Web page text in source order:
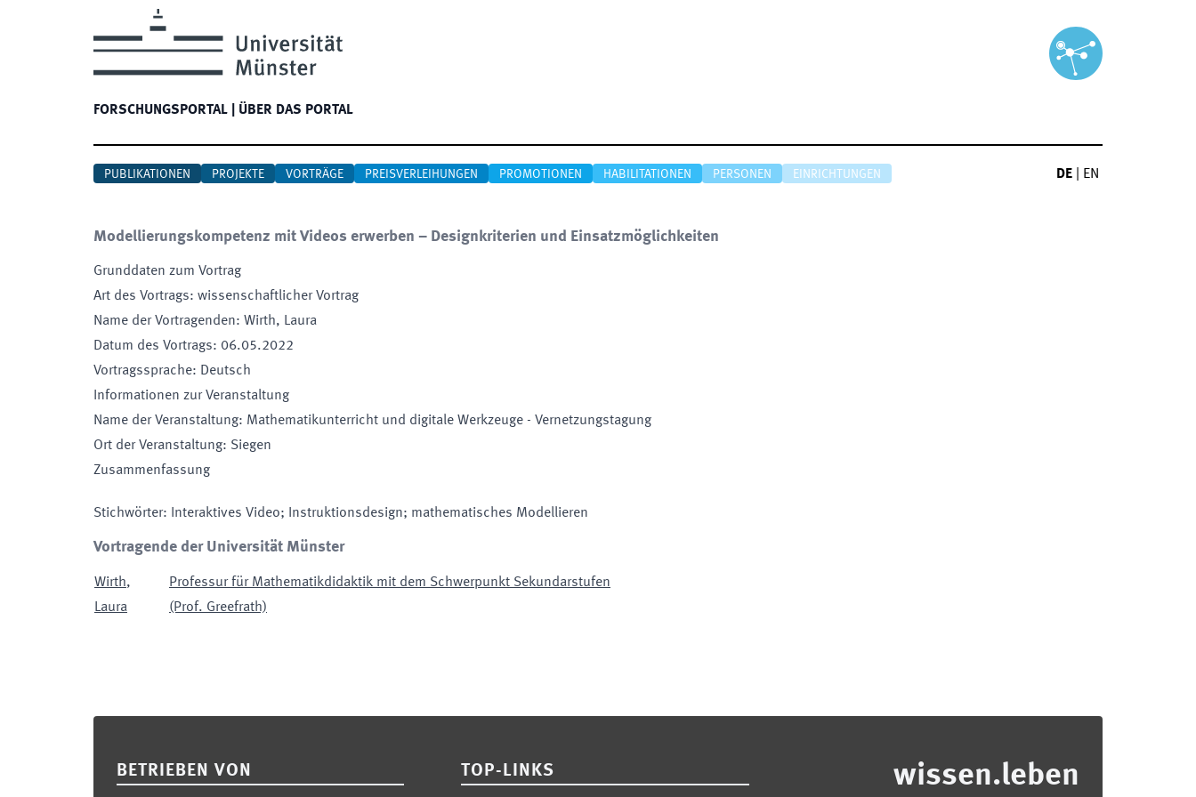
FORSCHUNGSPORTAL ÜBER DAS PORTAL
PUBLIKATIONEN PROJEKTE VORTRÄGE PREISVERLEIHUNGEN PROMOTIONEN HABILITATIONEN PERSONEN EINRICHTUNGEN DE EN
Modellierungskompetenz mit Videos erwerben – Designkriterien und Einsatzmöglichkeiten
Grunddaten zum Vortrag
Art des Vortrags: wissenschaftlicher Vortrag
Name der Vortragenden: Wirth, Laura
Datum des Vortrags: 06.05.2022
Vortragssprache: Deutsch
Informationen zur Veranstaltung
Name der Veranstaltung: Mathematikunterricht und digitale Werkzeuge - Vernetzungstagung
Ort der Veranstaltung: Siegen
Zusammenfassung
Stichwörter: Interaktives Video; Instruktionsdesign; mathematisches Modellieren
Vortragende der Universität Münster
Wirth,
Laura
Professur für Mathematikdidaktik mit dem Schwerpunkt Sekundarstufen
(Prof. Greefrath)
BETRIEBEN VON TOP-LINKS wissen.leben